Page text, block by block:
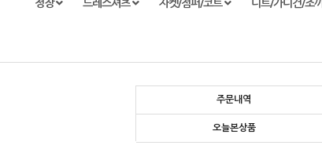
정장 드레스셔츠 자켓/점퍼/코트 니트/가디건/조끼
주문내역
오늘본상품